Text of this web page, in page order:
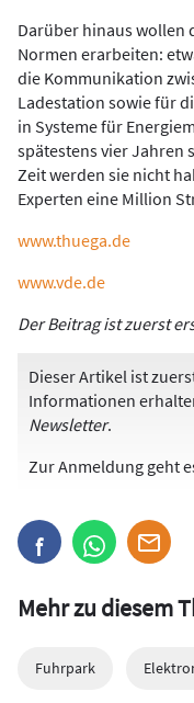
Darüber hinaus wollen
Normen erarbeiten:
die Kommunikation
Ladestation sowie für
in Systeme für
spätestens vier Jahren
Zeit werden sie nicht
Experten eine Million
www.thuega.de
www.vde.de
Der Beitrag ist zuerst
Dieser Artikel ist
Informationen
Newsletter.
Zur Anmeldung geht
Mehr zu diesem
Fuhrpark